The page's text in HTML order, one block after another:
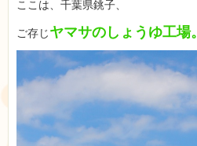
ここは、千葉県銚子、
ご存じヤマサのしょうゆ工場。